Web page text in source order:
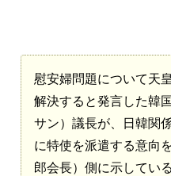
慰安婦問題について天
解決すると発言した韓
サン）議長が、日韓関
に特使を派遣する意向
郎会長）側に示してい